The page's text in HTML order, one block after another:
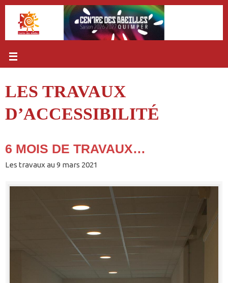
Passer
contenu
LES TRAVAUX
D’ACCESSIBILITÉ
6 MOIS DE TRAVAUX…
Les travaux au 9 mars 2021